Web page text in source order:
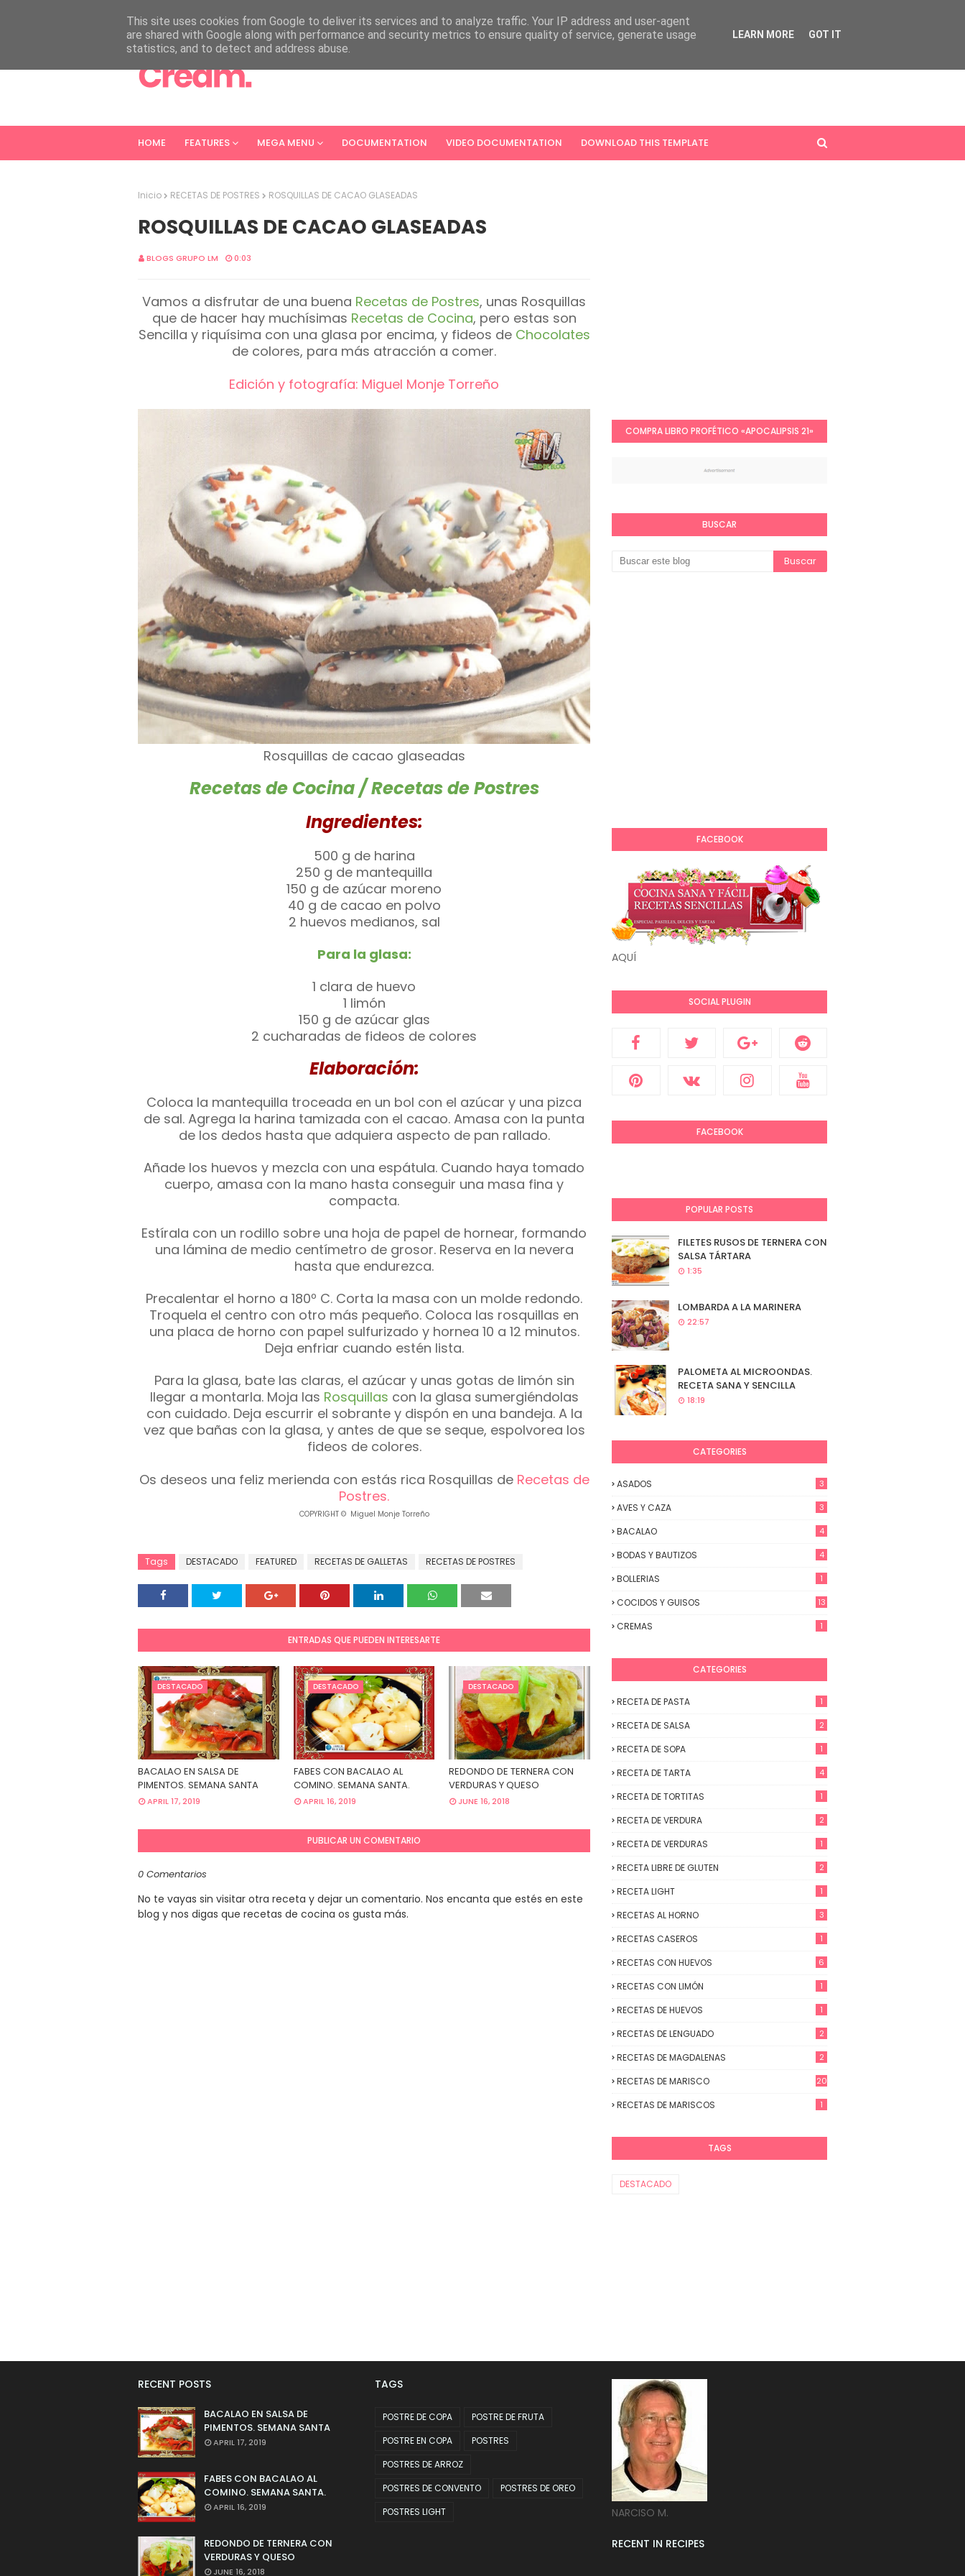
HOME FEATURES MEGA MENU DOCUMENTATION VIDEO DOCUMENTATION DOWNLOAD THIS TEMPLATE
Inicio RECETAS DE POSTRES ROSQUILLAS DE CACAO GLASEADAS
ROSQUILLAS DE CACAO GLASEADAS
BLOGS GRUPO LM 0:03
Vamos a disfrutar de una buena Recetas de Postres, unas Rosquillas
que de hacer hay muchísimas Recetas de Cocina, pero estas son
Sencilla y riquísima con una glasa por encima, y fideos de Chocolates
de colores, para más atracción a comer.
Edición y fotografía: Miguel Monje Torreño
Rosquillas de cacao glaseadas
Recetas de Cocina / Recetas de Postres
Ingredientes:
500 g de harina
250 g de mantequilla
150 g de azúcar moreno
40 g de cacao en polvo
2 huevos medianos, sal
Para la glasa:
1 clara de huevo
1 limón
150 g de azúcar glas
2 cucharadas de fideos de colores
Elaboración:
Coloca la mantequilla troceada en un bol con el azúcar y una pizca
de sal. Agrega la harina tamizada con el cacao. Amasa con la punta
de los dedos hasta que adquiera aspecto de pan rallado.
Añade los huevos y mezcla con una espátula. Cuando haya tomado
cuerpo, amasa con la mano hasta conseguir una masa fina y
compacta.
Estírala con un rodillo sobre una hoja de papel de hornear, formando
una lámina de medio centímetro de grosor. Reserva en la nevera
hasta que endurezca.
Precalentar el horno a 180º C. Corta la masa con un molde redondo.
Troquela el centro con otro más pequeño. Coloca las rosquillas en
una placa de horno con papel sulfurizado y hornea 10 a 12 minutos.
Deja enfriar cuando estén lista.
Para la glasa, bate las claras, el azúcar y unas gotas de limón sin
llegar a montarla. Moja las Rosquillas con la glasa sumergiéndolas
con cuidado. Deja escurrir el sobrante y dispón en una bandeja. A la
vez que bañas con la glasa, y antes de que se seque, espolvorea los
fideos de colores.
Os deseos una feliz merienda con estás rica Rosquillas de Recetas de
Postres.
COPYRIGHT © Miguel Monje Torreño
Tags DESTACADO FEATURED RECETAS DE GALLETAS RECETAS DE POSTRES
ENTRADAS QUE PUEDEN INTERESARTE
DESTACADO
BACALAO EN SALSA DE
PIMENTOS. SEMANA SANTA
APRIL 17, 2019
DESTACADO
FABES CON BACALAO AL
COMINO. SEMANA SANTA.
APRIL 16, 2019
DESTACADO
REDONDO DE TERNERA CON
VERDURAS Y QUESO
JUNE 16, 2018
PUBLICAR UN COMENTARIO
0 Comentarios
No te vayas sin visitar otra receta y dejar un comentario. Nos encanta que estés en este
blog y nos digas que recetas de cocina os gusta más.
COMPRA LIBRO PROFÉTICO «APOCALIPSIS 21»
BUSCAR
FACEBOOK
AQUÍ
SOCIAL PLUGIN
FACEBOOK
POPULAR POSTS
FILETES RUSOS DE TERNERA CON
SALSA TÁRTARA
1:35
LOMBARDA A LA MARINERA
22:57
PALOMETA AL MICROONDAS.
RECETA SANA Y SENCILLA
18:19
CATEGORIES
ASADOS 3
AVES Y CAZA 3
BACALAO 4
BODAS Y BAUTIZOS 4
BOLLERIAS 1
COCIDOS Y GUISOS 13
CREMAS 1
CATEGORIES
RECETA DE PASTA 1
RECETA DE SALSA 2
RECETA DE SOPA 1
RECETA DE TARTA 4
RECETA DE TORTITAS 1
RECETA DE VERDURA 2
RECETA DE VERDURAS 1
RECETA LIBRE DE GLUTEN 2
RECETA LIGHT 1
RECETAS AL HORNO 3
RECETAS CASEROS 1
RECETAS CON HUEVOS 6
RECETAS CON LIMÓN 1
RECETAS DE HUEVOS 1
RECETAS DE LENGUADO 2
RECETAS DE MAGDALENAS 2
RECETAS DE MARISCO 20
RECETAS DE MARISCOS 1
TAGS
DESTACADO
RECENT POSTS
BACALAO EN SALSA DE
PIMENTOS. SEMANA SANTA
APRIL 17, 2019
FABES CON BACALAO AL
COMINO. SEMANA SANTA.
APRIL 16, 2019
REDONDO DE TERNERA CON
VERDURAS Y QUESO
JUNE 16, 2018
TAGS
POSTRE DE COPA
POSTRE DE FRUTA
POSTRE EN COPA
POSTRES
POSTRES DE ARROZ
POSTRES DE CONVENTO
POSTRES DE OREO
POSTRES LIGHT
NARCISO M.
RECENT IN RECIPES
This site uses cookies from Google to deliver its services and to analyze traffic. Your IP address and user-agent
are shared with Google along with performance and security metrics to ensure quality of service, generate usage
statistics, and to detect and address abuse.
LEARN MORE GOT IT